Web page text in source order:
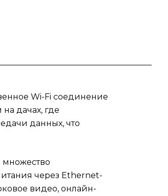
Wi-Fi соединение
дачах, где
данных, что
множество
через Ethernet-
видео, онлайн-